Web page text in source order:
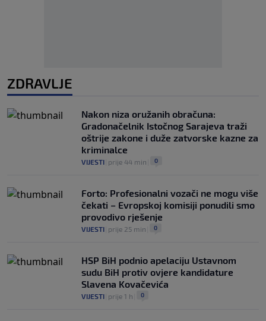
ZDRAVLJE
Nakon niza oružanih obračuna:
Gradonačelnik Istočnog Sarajeva traži
oštrije zakone i duže zatvorske kazne za
kriminalce
VIJESTI prije 44 min 0
Forto: Profesionalni vozači ne mogu više
čekati – Evropskoj komisiji ponudili smo
provodivo rješenje
VIJESTI prije 25 min 0
HSP BiH podnio apelaciju Ustavnom
sudu BiH protiv ovjere kandidature
Slavena Kovačevića
VIJESTI prije 1 h 0